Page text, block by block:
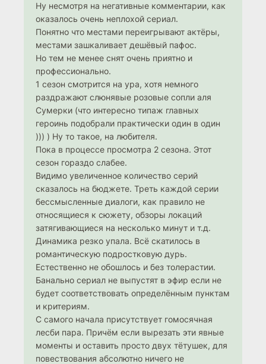
Ну несмотря на негативные комментарии, как
оказалось очень неплохой сериал.
Понятно что местами переигрывают актёры,
местами зашкаливает дешёвый пафос.
Но тем не менее снят очень приятно и
профессионально.
1 сезон смотрится на ура, хотя немного
раздражают слюнявые розовые сопли аля
Сумерки (что интересно типаж главных
героинь подобрали практически один в один
))) ) Ну то такое, на любителя.
Пока в процессе просмотра 2 сезона. Этот
сезон гораздо слабее.
Видимо увеличенное количество серий
сказалось на бюджете. Треть каждой серии
бессмысленные диалоги, как правило не
относящиеся к сюжету, обзоры локаций
затягивающиеся на несколько минут и т.д.
Динамика резко упала. Всё скатилось в
романтическую подростковую дурь.
Естественно не обошлось и без толерастии.
Банально сериал не выпустят в эфир если не
будет соответствовать определённым пунктам
и критериям.
С самого начала присутствует гомосячная
лесби пара. Причём если вырезать эти явные
моменты и оставить просто двух тётушек, для
повествования абсолютно ничего не